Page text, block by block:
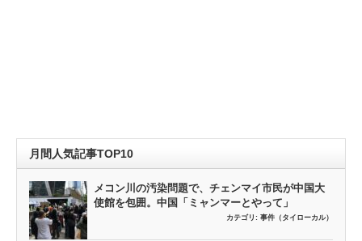
月間人気記事TOP10
メコン川の汚染問題で、チェンマイ市民が中国大
使館を包囲。中国「ミャンマーとやって」
カテゴリ: 事件（タイローカル）